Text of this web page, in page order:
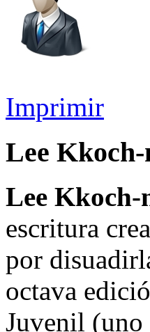
Imprimir
Lee
Lee Kkoch-
escritura
por
octava
Juvenil (uno